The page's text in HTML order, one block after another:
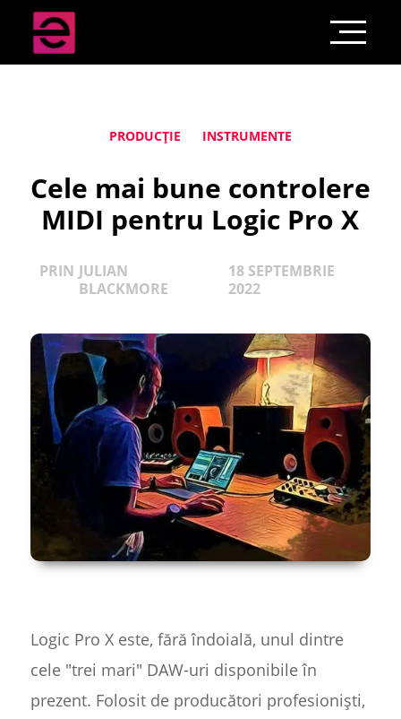
PRODUCȚIE INSTRUMENTE
Cele mai bune controlere
MIDI pentru Logic Pro X
PRIN JULIAN
BLACKMORE
18 SEPTEMBRIE
2022
Logic Pro X este, fără îndoială, unul dintre
cele "trei mari" DAW-uri disponibile în
prezent. Folosit de producători profesioniști,